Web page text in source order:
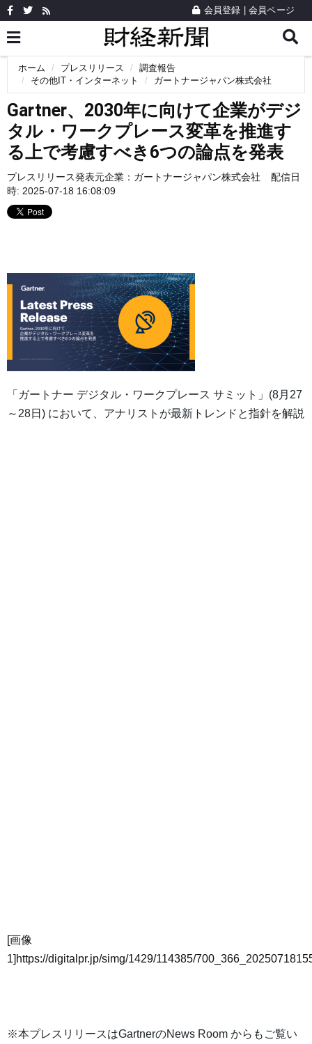
会員登録 会員ページ
ホーム プレスリリース
調査報告
その他IT・インターネット
ガートナージャパン株式会社
Gartner、2030年に向けて企業がデジ
タル・ワークプレース変革を推進す
る上で考慮すべき6つの論点を発表
プレスリリース発表元企業： ガートナージャパン株式会社
配信日
時: 2025-07-18 16:08:09
「ガートナー デジタル・ワークプレース サミット」(8月27
～28日) において、アナリストが最新トレンドと指針を解説
[画像
1]https://digitalpr.jp/simg/1429/114385/
※本プレスリリースはGartnerのNews Room からもご覧い